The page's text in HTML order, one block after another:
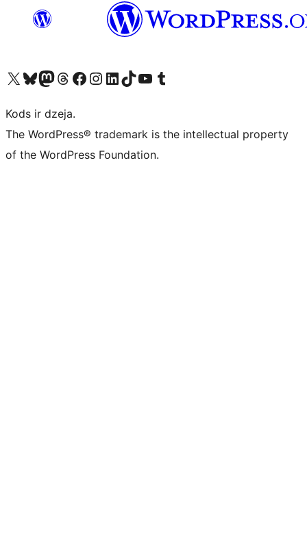
Apmeklējiet mūsu X (agrāk Twitter) kontu
Apmeklējiet mūsu Bluesky kontu
Apmeklējiet mūsu Mastodon kontu
Apmeklējiet mūsu Threads kontu
Apmeklējiet mūsu Facebook lapuApmeklējiet mūsu Instagram kontu
Apmeklējiet mūsu LinkedIn kontu
Apmeklējiet mūsu TikTok kontu
Apmeklējiet mūsu YouTube kanālu
Apmeklējiet mūsu Tumblr kontu
Kods ir dzeja.
The WordPress® trademark is the intellectual property
of the WordPress Foundation.